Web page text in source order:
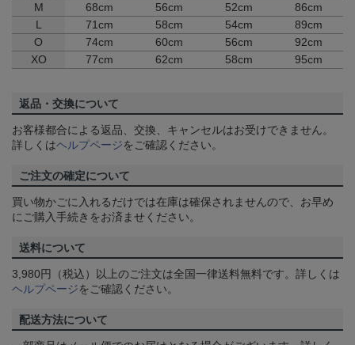
M 68cm 56cm 52cm
86cm
L
71cm 58cm 54cm
89cm
O
74cm 60cm 56cm
92cm
XO
77cm 62cm 58cm 95cm
返品・交換について
お客様都合による返品、交換、キャンセルはお受けできません。
詳しくはヘルプページをご確認ください。
ご注文の確定について
買い物かごに入れるだけでは在庫は確保されませんので、お早め
にご購入手続きをお済ませください。
送料について
3,980円（税込）以上のご注文は全国一律送料無料です。詳しくは
ヘルプページをご確認ください。
配送方法について